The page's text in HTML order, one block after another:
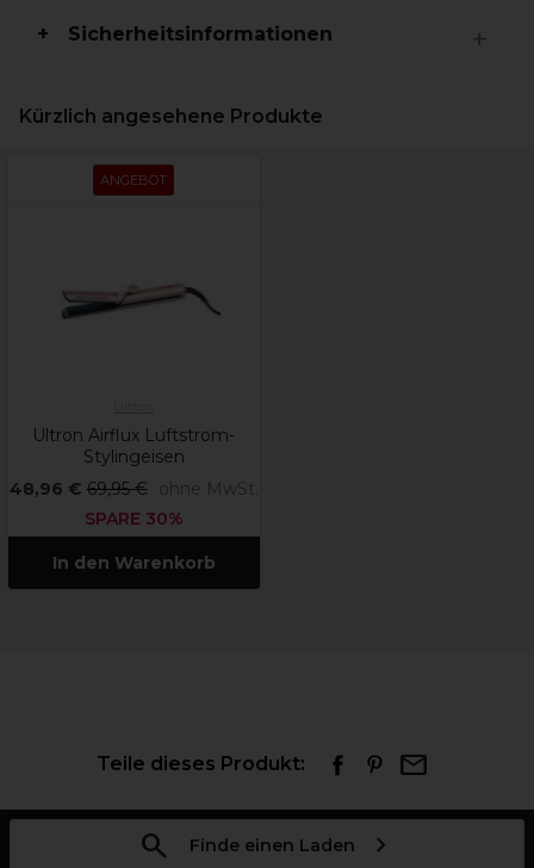
Sicherheitsinformationen
Kürzlich angesehene Produkte
ANGEBOT
Ultron Airflux Luftstrom-
Stylingeisen
48,96 € 69,95 €
ohne MwSt.
SPARE 30%
In den Warenkorb
Teile dieses Produkt:
Finde einen Laden